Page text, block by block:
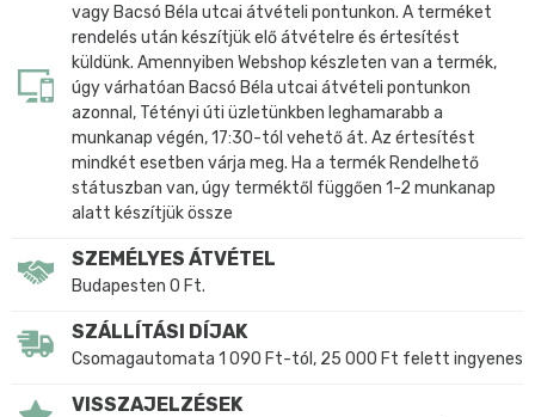
vagy Bacsó Béla utcai átvételi pontunkon. A terméket
rendelés után készítjük elő átvételre és értesítést
küldünk. Amennyiben Webshop készleten van a termék,
úgy várhatóan Bacsó Béla utcai átvételi pontunkon
azonnal, Tétényi úti üzletünkben leghamarabb a
munkanap végén, 17:30-tól vehető át. Az értesítést
mindkét esetben várja meg. Ha a termék Rendelhető
státuszban van, úgy terméktől függően 1-2 munkanap
alatt készítjük össze
SZEMÉLYES ÁTVÉTEL
Budapesten 0 Ft.
SZÁLLÍTÁSI DÍJAK
Csomagautomata 1 090 Ft-tól, 25 000 Ft felett ingyenes
VISSZAJELZÉSEK